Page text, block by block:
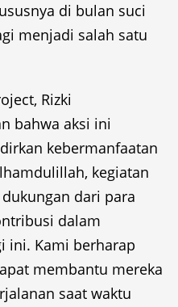
di bulan suci
menjadi salah satu
Rizki
bahwa aksi ini
kebermanfaatan
kegiatan
dari para
dalam
ini. Kami berharap
membantu mereka
saat waktu